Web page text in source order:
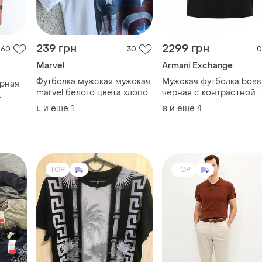
60
239 грн 30
Marvel
Футболка мужская мужская,
marvel белого цвета хлопок
100% размер l/xl
L и еще 1
2299 грн 0
Armani Exchange
Мужская футболка boss
черная с контрастной
полосой и логотипом,
premium casual,
S и еще 4
TOP TOP